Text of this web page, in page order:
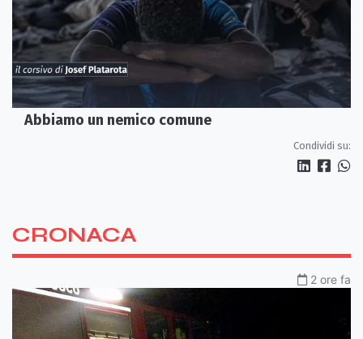
Abbiamo un nemico comune
Condividi su:
CRONACA
2 ore fa